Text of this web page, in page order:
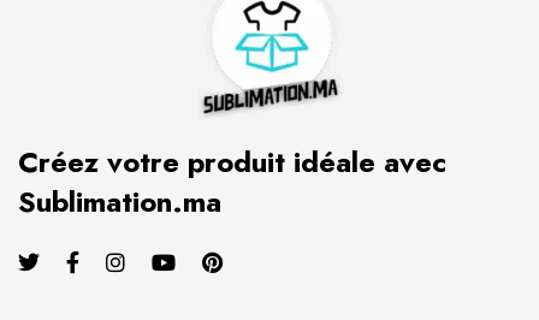
Créez votre produit idéale avec
Sublimation.ma